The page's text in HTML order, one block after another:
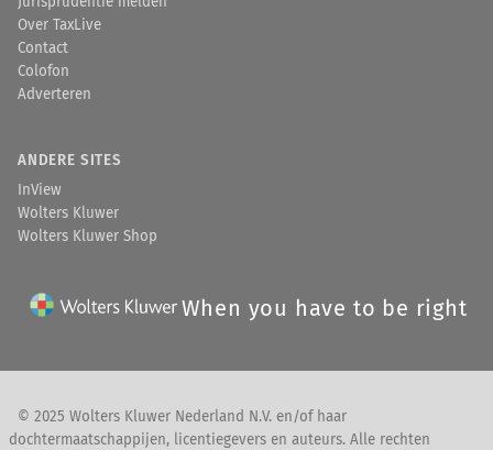
Over TaxLive
Contact
Colofon
Adverteren
ANDERE SITES
InView
Wolters Kluwer
Wolters Kluwer Shop
When you have to be right
© 2025 Wolters Kluwer Nederland N.V. en/of haar
dochtermaatschappijen, licentiegevers en auteurs. Alle rechten